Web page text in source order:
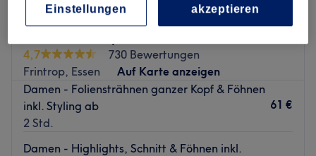
4,7
730 Bewertungen
Frintrop, Essen
Auf Karte anzeigen
Damen - Foliensträhnen ganzer Kopf & Föhnen
inkl. Styling ab
2 Std.
61 €
Damen - Highlights, Schnitt & Föhnen inkl.
Einstellungen
akzeptieren